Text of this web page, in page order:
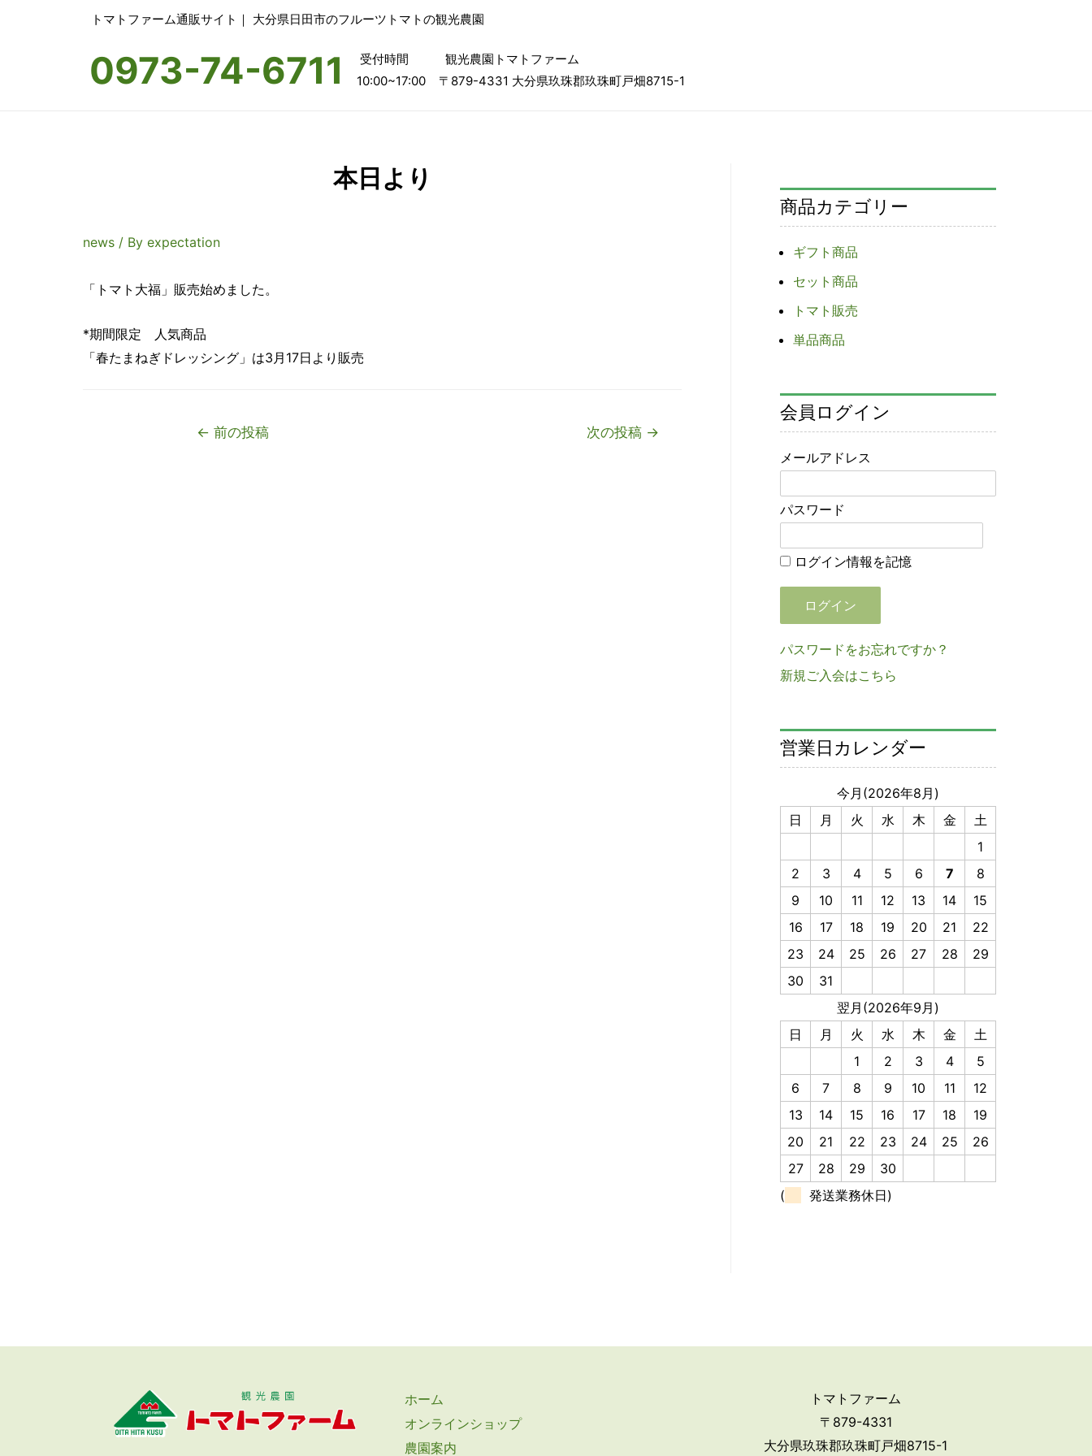
トマトファーム通販サイト｜ 大分県日田市のフルーツトマトの観光農園
0973-74-6711
受付時間
10:00~17:00
観光農園トマトファーム
〒879-4331 大分県玖珠郡玖珠町戸畑8715-1
本日より
news / By expectation
「トマト大福」販売始めました。
*期間限定 人気商品
「春たまねぎドレッシング」は3月17日より販売
← 前の投稿 次の投稿 →
商品カテゴリー
ギフト商品
セット商品
トマト販売
単品商品
会員ログイン
メールアドレス
パスワード
ログイン情報を記憶
パスワードをお忘れですか？
新規ご入会はこちら
営業日カレンダー
今月(2026年8月)
日
月 火 水 木 金
土
1
2
3 4 5 6 7
8
9
10 11 12 13 14
15
16
17 18 19 20 21
22
23
24 25 26 27 28
29
30
31
翌月(2026年9月)
日
月 火 水 木 金
土
1
2 3 4
5
6
7 8 9 10 11
12
13
14 15 16 17 18
19
20
21 22 23 24 25
26
27
28 29
30
(
発送業務休日)
ホーム
オンラインショップ
農園案内
トマトファーム
〒879-4331
大分県玖珠郡玖珠町戸畑8715-1